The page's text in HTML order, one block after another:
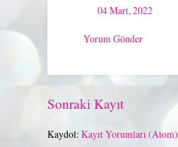
04 Mart, 2022
Yorum Gönder
Sonraki Kayıt
Kaydol: Kayıt Yorumları (Atom)